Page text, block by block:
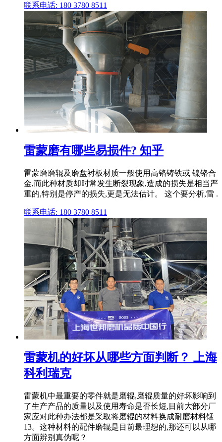
联系电话: 180 3780 8511
雷蒙磨有哪些易损件? 知乎
雷蒙磨磨辊及磨盘衬板材质一般使用高铬铸铁或 镍铬合
金,而此种材质却时常发生断裂现象,造成的损失是相当严
重的,特别是停产的损失,更是无法估计。 这个要分析,雷 .
联系电话: 180 3780 8511
雷蒙机的好坏从哪些方面判断？ 上海
科利瑞克
雷蒙机中最重要的零件就是磨辊,磨辊质量的好坏影响到
了生产产品的质量以及使用寿命是否长短,目前大部分厂
家应对此种办法都是采取将磨辊的材料换成耐磨材料锰
13。这种材料的配件磨辊是目前最理想的,那还可以从哪
方面辨别真伪呢？